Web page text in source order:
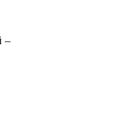
–